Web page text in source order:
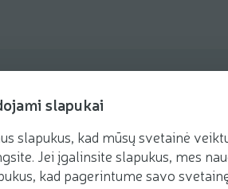
slapukai
slapukus, kad mūsų svetainė
Jei įgalinsite slapukus, mes
kad pagerintume savo
Receptai